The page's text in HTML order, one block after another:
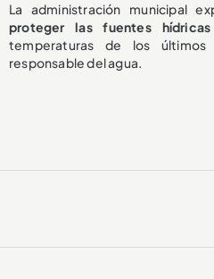
La administración municipal
proteger las fuentes hídricas
temperaturas de los
responsable del agua.